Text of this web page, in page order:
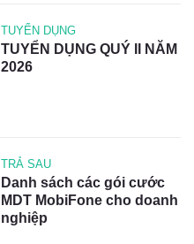
TUYỂN DỤNG
TUYỂN DỤNG QUÝ II NĂM
2026
TRẢ SAU
Danh sách các gói cước
MDT MobiFone cho doanh
nghiệp